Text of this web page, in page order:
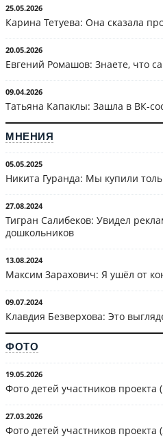
25.05.2026
Карина Тетуева: Она сказала
20.05.2026
Евгений Ромашов: Знаете, что
09.04.2026
Татьяна Капаклы: Зашла в ВК-
МНЕНИЯ
05.05.2025
Никита Гуранда: Мы купили
27.08.2024
Тигран Салибеков: Увидел
дошкольников
13.08.2024
Максим Зарахович: Я ушёл от
09.07.2024
Клавдия Безверхова: Это
ФОТО
19.05.2026
Фото детей участников проекта
27.03.2026
Фото детей участников проекта